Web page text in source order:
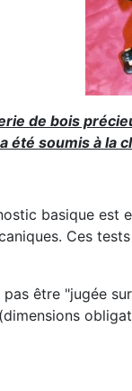
de bois
été soumis à la
basique
Ces
être "jugée